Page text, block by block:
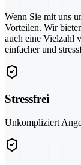
Wenn Sie mit uns
Vorteilen. Wir
auch eine Vielzahl
einfacher und
Stressfrei
Unkompliziert